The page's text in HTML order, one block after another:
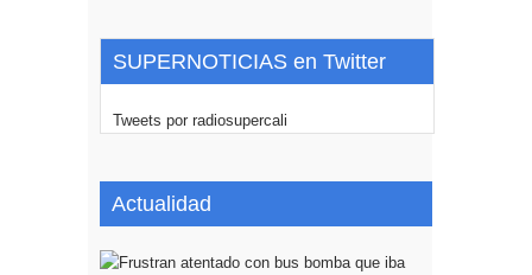
SUPERNOTICIAS en Twitter
Tweets por radiosupercali
Actualidad